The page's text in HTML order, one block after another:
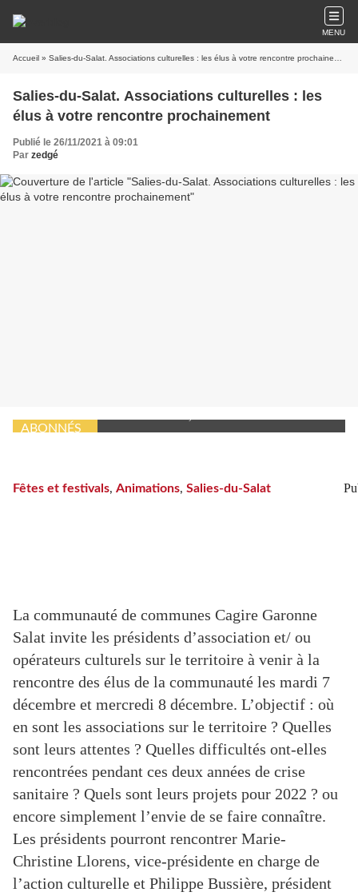
MENU
Accueil » Salies-du-Salat. Associations culturelles : les élus à votre rencontre prochainement
Salies-du-Salat. Associations culturelles : les
élus à votre rencontre prochainement
Publié le 26/11/2021 à 09:01
Par zedgé
ABONNÉS
Fêtes et festivals, Animations, Salies-du-Salat
La communauté de communes Cagire Garonne
Salat invite les présidents d’association et/ ou
opérateurs culturels sur le territoire à venir à la
rencontre des élus de la communauté les mardi 7
décembre et mercredi 8 décembre. L’objectif : où
en sont les associations sur le territoire ? Quelles
sont leurs attentes ? Quelles difficultés ont-elles
rencontrées pendant ces deux années de crise
sanitaire ? Quels sont leurs projets pour 2022 ? ou
encore simplement l’envie de se faire connaître.
Les présidents pourront rencontrer Marie-
Christine Llorens, vice-présidente en charge de
l’action culturelle et Philippe Bussière, président